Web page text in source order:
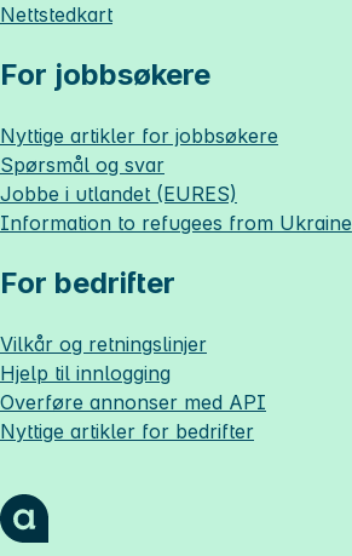
Nettstedkart
For jobbsøkere
Nyttige artikler for jobbsøkere
Spørsmål og svar
Jobbe i utlandet (EURES)
Information to refugees from Ukraine
For bedrifter
Vilkår og retningslinjer
Hjelp til innlogging
Overføre annonser med API
Nyttige artikler for bedrifter